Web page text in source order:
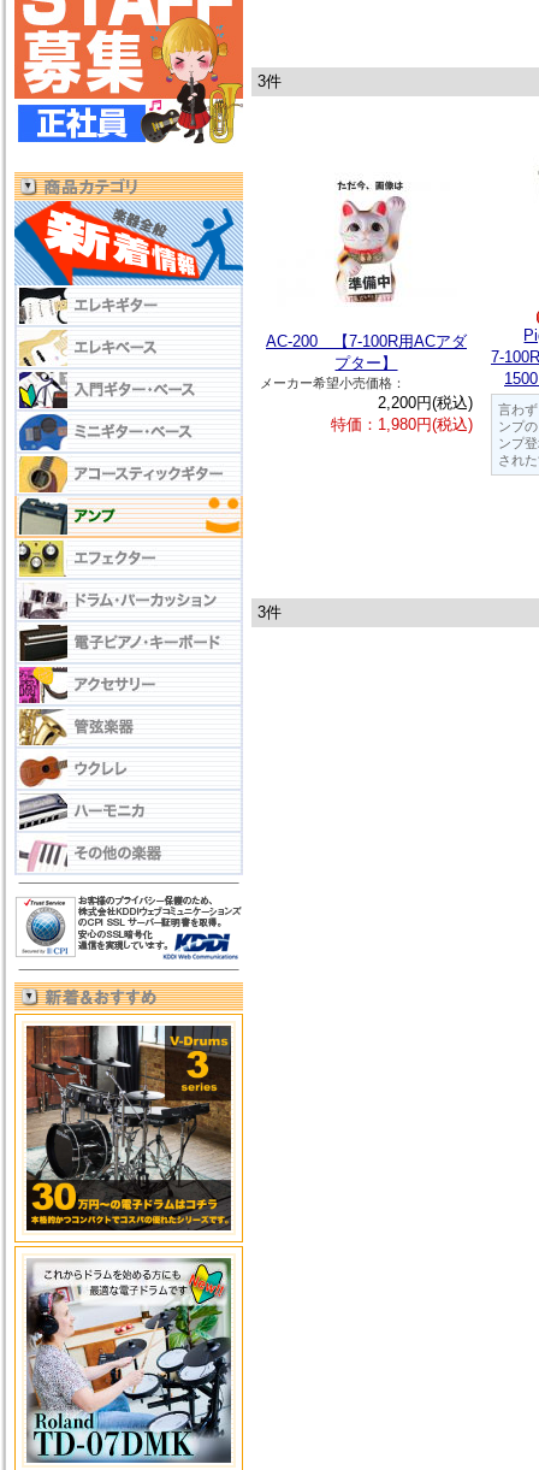
3件
AC-200 【7-100R用ACアダ
プター】
メーカー希望小売価格：
2,200円(税込)
特価：1,980円(税込)
7-
言わ
ンプ
ンプ
され
3件